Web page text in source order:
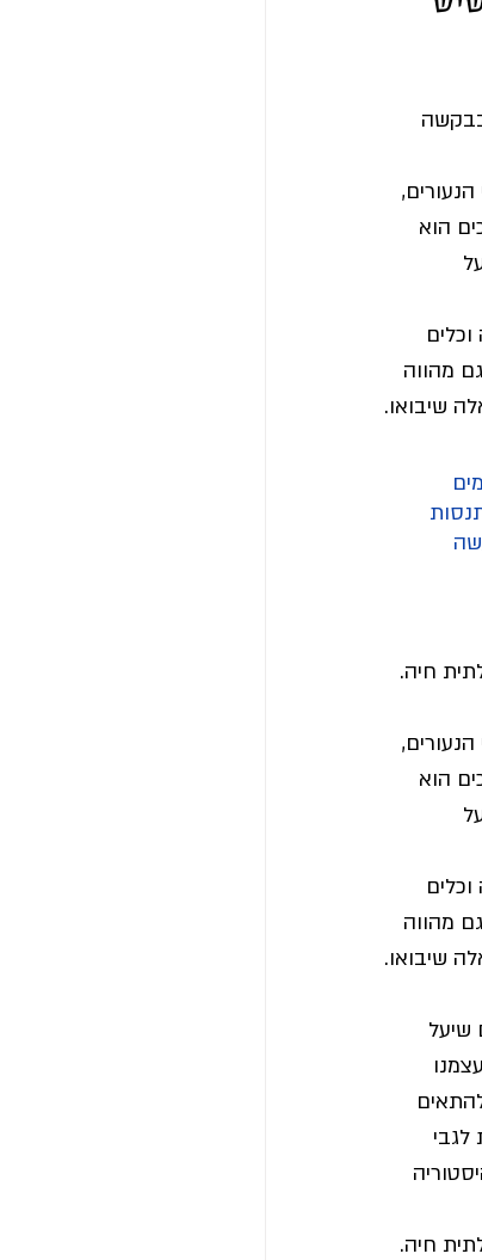
בבקשה
הוא
מהווה
שיבואו.
חיה.
הוא
מהווה
שיבואו.
שיעל
לגבי
חיה.